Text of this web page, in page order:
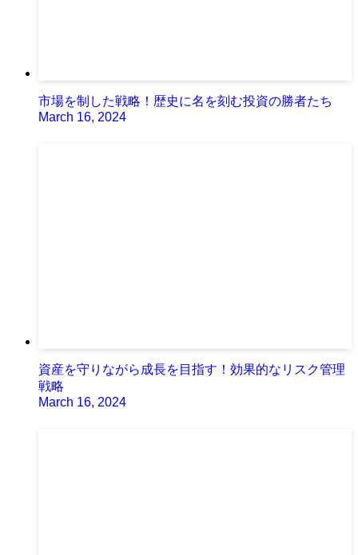
市場を制した戦略！歴史に名を刻む投資の勝者たち
March 16, 2024
資産を守りながら成長を目指す！効果的なリスク管理
戦略
March 16, 2024